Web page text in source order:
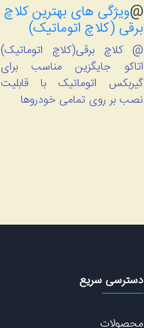
@ویژگی های بهترین کلاچ
برقی (کلاچ اتوماتیک)
@ کلاچ برقی(کلاچ اتوماتیک)
اتاکو جایگزین مناسب برای
گیربکس اتوماتیک با قابلیت
نصب بر روی تمامی خودروها
دسترسی سریع